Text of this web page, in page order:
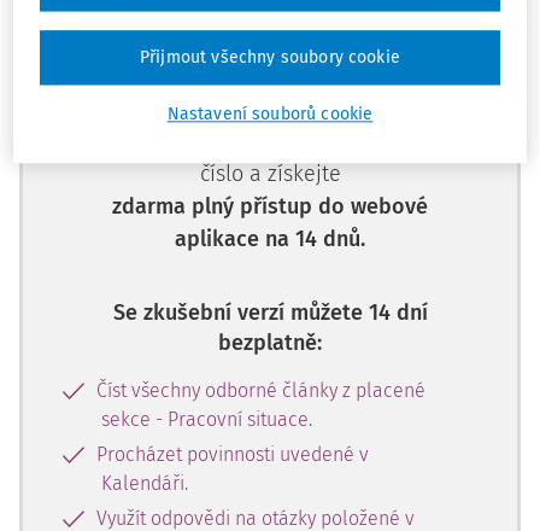
Tento dokument je jen pro
předplatitele.
Nemáte předplatné? Nevadí!
číslo a získejte
zdarma plný přístup do webové
aplikace na 14 dnů.
Se zkušební verzí můžete 14 dní
bezplatně:
Číst všechny odborné články z placené
sekce - Pracovní situace.
Procházet povinnosti uvedené v
Kalendáři.
Využít odpovědi na otázky položené v
Nastavení souborů cookie
Přijmout všechny soubory cookie